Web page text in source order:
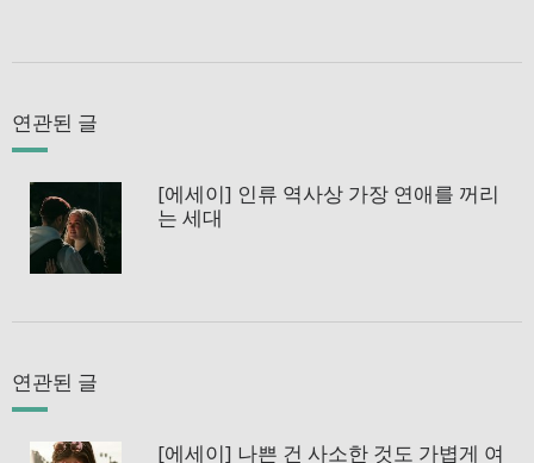
연관된 글
[에세이] 인류 역사상 가장 연애를 꺼리
는 세대
연관된 글
[에세이] 나쁜 건 사소한 것도 가볍게 여